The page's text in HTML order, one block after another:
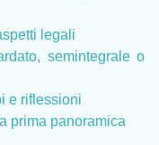
legali
semintegrale o
e riflessioni
prima panoramica